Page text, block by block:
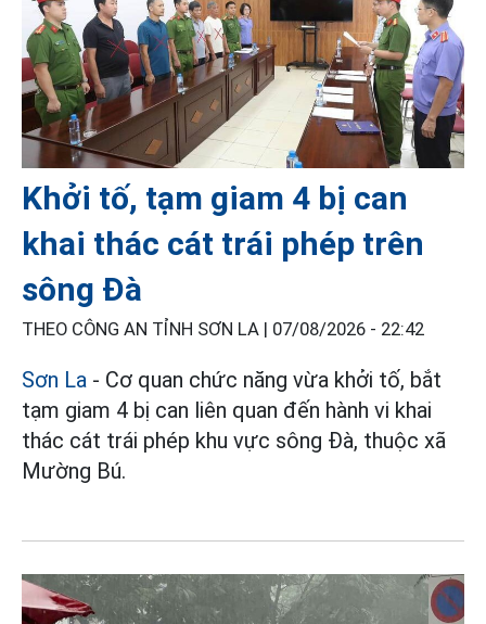
Khởi tố, tạm giam 4 bị can
khai thác cát trái phép trên
sông Đà
THEO CÔNG AN TỈNH SƠN LA | 07/08/2026 - 22:42
Sơn La - Cơ quan chức năng vừa khởi tố, bắt
tạm giam 4 bị can liên quan đến hành vi khai
thác cát trái phép khu vực sông Đà, thuộc xã
Mường Bú.